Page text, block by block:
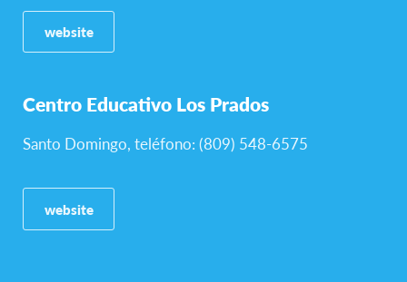
website
Centro Educativo Los Prados
Santo Domingo, teléfono: (809) 548-6575
website